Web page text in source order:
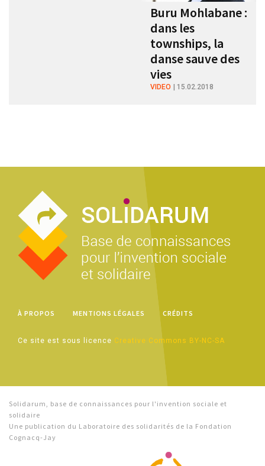
Buru Mohlabane :
dans les
townships, la
danse sauve des
vies
VIDEO 15.02.2018
À PROPOS MENTIONS LÉGALES CRÉDITS
Ce site est sous licence Creative Commons BY-NC-SA
Solidarum, base de connaissances pour l'invention sociale et
solidaire
Une publication du Laboratoire des solidarités de la Fondation
Cognacq-Jay